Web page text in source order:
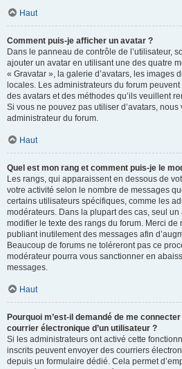
Haut
Comment puis-je afficher un avatar ?
Dans le panneau de contrôle de l’utilisateur,
ajouter un avatar en utilisant une des quatre
« Gravatar », la galerie d’avatars, les images
locales. Les administrateurs du forum
des avatars et des méthodes qu’ils veuillent
Si vous ne pouvez pas utiliser d’avatars,
administrateur du forum.
Haut
Quel est mon rang et comment puis-je le
Les rangs, qui apparaissent en dessous de
votre activité selon le nombre de messages
certains utilisateurs spécifiques, comme les
modérateurs. Dans la plupart des cas, seul
modifier le texte des rangs du forum. Merci de
publiant inutilement des messages afin
Beaucoup de forums ne toléreront pas ce
modérateur pourra vous sanctionner en
messages.
Haut
Pourquoi m’est-il demandé de me
courrier électronique d’un utilisateur ?
Si les administrateurs ont activé cette
inscrits peuvent envoyer des courriers
depuis un formulaire dédié. Cela permet